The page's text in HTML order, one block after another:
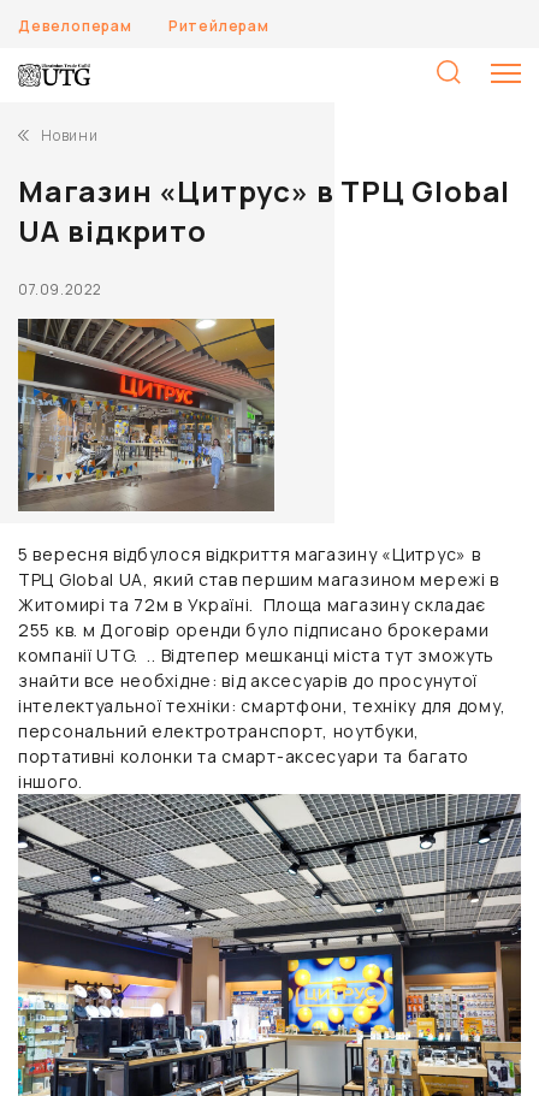
Девелоперам Ритейлерам
Новини
Магазин «Цитрус» в ТРЦ Global
UA відкрито
07.09.2022
5 вересня відбулося відкриття магазину «Цитрус» в
ТРЦ Global UA, який став першим магазином мережі в
Житомирі та 72м в Україні. Площа магазину складає
255 кв. м Договір оренди було підписано брокерами
компанії UTG. .. Відтепер мешканці міста тут зможуть
знайти все необхідне: від аксесуарів до просунутої
інтелектуальної техніки: смартфони, техніку для дому,
персональний електротранспорт, ноутбуки,
портативні колонки та смарт-аксесуари та багато
іншого.